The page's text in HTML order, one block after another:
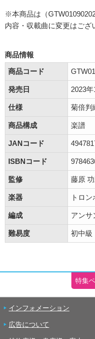
※本商品は（
内容・収載曲に変更はござ
商品情報
商品コード
発売日 2023
仕様 菊倍判
商品構成 楽譜
JANコード
ISBNコード
監修 藤原
楽器 トロ
編成 アンサ
難易度 初中級
特集
インフォメーション
広告について